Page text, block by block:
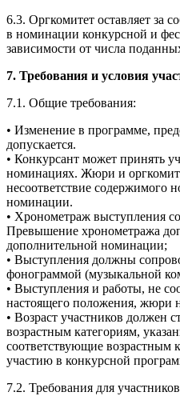
6.3. Оргкомитет оставляет за
в номинации конкурсной и
зависимости от числа
7. Требования и условия
7.1. Общие требования:
• Изменение в программе,
допускается.
• Конкурсант может принять
номинациях. Жюри и
несоответствие содержимого
номинации.
• Хронометраж выступления
Превышение хронометража
дополнительной номинации;
• Выступления должны
фонограммой (музыкальной
• Выступления и работы, не
настоящего положения, жюри
• Возраст участников должен
возрастным категориям,
соответствующие возрастным
участию в конкурсной
7.2. Требования для